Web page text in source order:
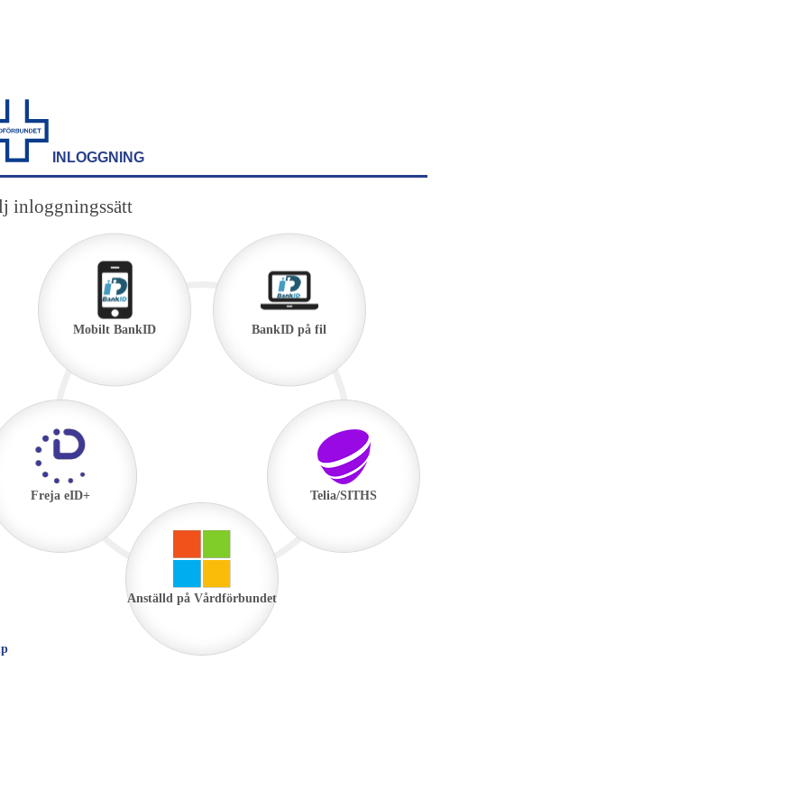
INLOGGNING
inloggningssätt
Mobilt BankID BankID på fil
Telia/SITHS
Anställd på Vårdförbundet
Freja eID+